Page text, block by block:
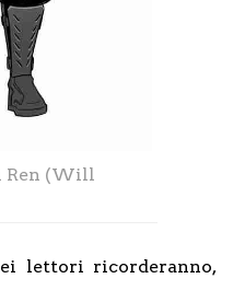
Ren (Will
lettori ricorderanno,